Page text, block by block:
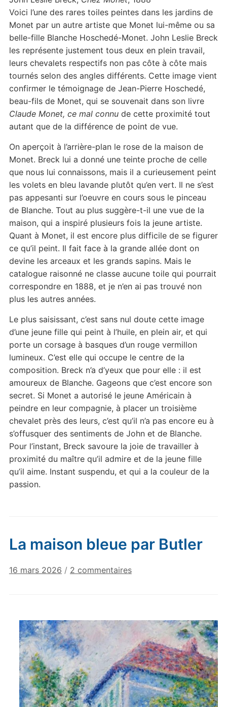
Voici l’une des rares toiles peintes dans les jardins de
Monet par un autre artiste que Monet lui-même ou sa
belle-fille Blanche Hoschedé-Monet. John Leslie Breck
les représente justement tous deux en plein travail,
leurs chevalets respectifs non pas côte à côte mais
tournés selon des angles différents. Cette image vient
confirmer le témoignage de Jean-Pierre Hoschedé,
beau-fils de Monet, qui se souvenait dans son livre
Claude Monet, ce mal connude cette proximité tout
autant que de la différence de point de vue.
On aperçoit à l’arrière-plan le rose de la maison de
Monet. Breck lui a donné une teinte proche de celle
que nous lui connaissons, mais il a curieusement peint
les volets en bleu lavande plutôt qu’en vert. Il ne s’est
pas appesanti sur l’oeuvre en cours sous le pinceau
de Blanche. Tout au plus suggère-t-il une vue de la
maison, qui a inspiré plusieurs fois la jeune artiste.
Quant à Monet, il est encore plus difficile de se figurer
ce qu’il peint. Il fait face à la grande allée dont on
devine les arceaux et les grands sapins. Mais le
catalogue raisonné ne classe aucune toile qui pourrait
correspondre en 1888, et je n’en ai pas trouvé non
plus les autres années.
Le plus saisissant, c’est sans nul doute cette image
d’une jeune fille qui peint à l’huile, en plein air, et qui
porte un corsage à basques d’un rouge vermillon
lumineux. C’est elle qui occupe le centre de la
composition. Breck n’a d’yeux que pour elle : il est
amoureux de Blanche. Gageons que c’est encore son
secret. Si Monet a autorisé le jeune Américain à
peindre en leur compagnie, à placer un troisième
chevalet près des leurs, c’est qu’il n’a pas encore eu à
s’offusquer des sentiments de John et de Blanche.
Pour l’instant, Breck savoure la joie de travailler à
proximité du maître qu’il admire et de la jeune fille
qu’il aime. Instant suspendu, et qui a la couleur de la
passion.
La maison bleue par Butler
16 mars 2026 / 2 commentairessur
par